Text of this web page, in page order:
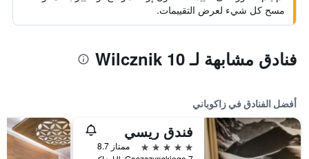
مسح كل شيء لعرض التقييمات.
فنادق مشابهة لـ Wilcznik 10
أفضل الفنادق في زاكوباني
فندق ريسي
5 نجوم
ممتاز 8.7